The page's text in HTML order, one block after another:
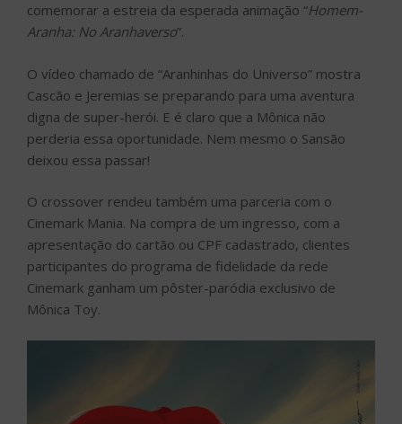
comemorar a estreia da esperada animação “Homem-
Aranha: No Aranhaverso”.
O vídeo chamado de “Aranhinhas do Universo” mostra
Cascão e Jeremias se preparando para uma aventura
digna de super-herói. E é claro que a Mônica não
perderia essa oportunidade. Nem mesmo o Sansão
deixou essa passar!
O crossover rendeu também uma parceria com o
Cinemark Mania. Na compra de um ingresso, com a
apresentação do cartão ou CPF cadastrado, clientes
participantes do programa de fidelidade da rede
Cinemark ganham um pôster-paródia exclusivo de
Mônica Toy.